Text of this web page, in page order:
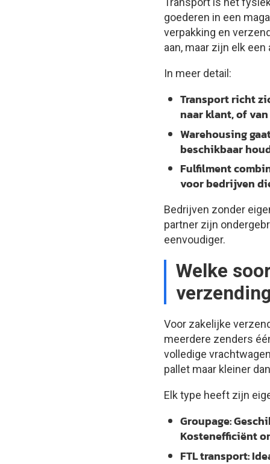
goederen in een
verpakking en
aan, maar zijn elk
In meer detail:
Transportricht
naar klant, of
Warehousing
beschikbaar
Fulfilment
voor bedrijven
Bedrijven zonder
partner zijn
eenvoudiger.
Welke
Voor zakelijke
meerdere zenders
volledige
pallet maar kleiner
Elk type heeft zijn
Groupage:
Kostenefficiënt
FTL transport: